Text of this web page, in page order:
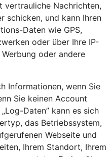
vertrauliche Nachrichten,
schicken, und kann Ihren
Daten wie GPS,
oder über Ihre IP-
oder andere
Informationen, wenn Sie
Sie keinen Account
Daten” kann es sich
das Betriebssystem,
Webseite und
Ihrem Standort, Ihrem